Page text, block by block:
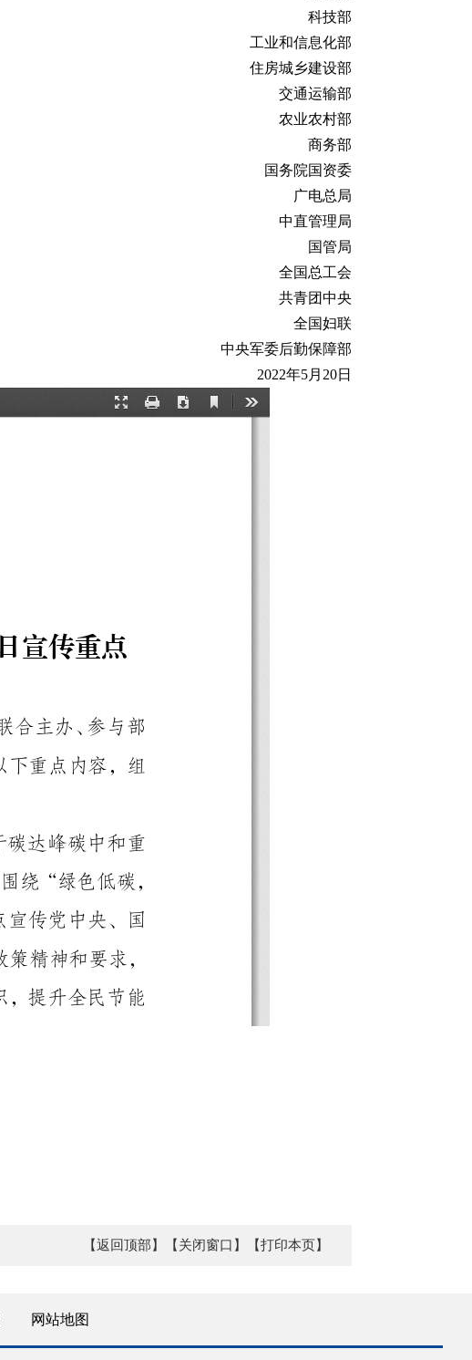
科技部
工业和信息化部
住房城乡建设部
交通运输部
农业农村部
商务部
国务院国资委
广电总局
中直管理局
国管局
全国总工会
共青团中央
全国妇联
中央军委后勤保障部
2022年5月20日
【返回顶部】 【关闭窗口】 【打印本页】
网站地图